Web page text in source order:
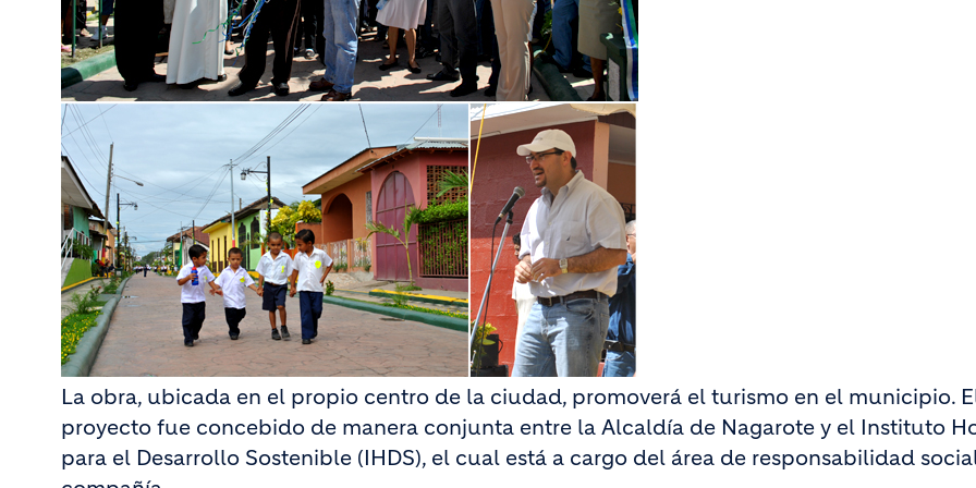
La obra, ubicada en el propio centro de la ciudad, promoverá el turismo en el municipio.
proyecto fue concebido de manera conjunta entre la Alcaldía de Nagarote y el Instituto
para el Desarrollo Sostenible (IHDS), el cual está a cargo del área de responsabilidad